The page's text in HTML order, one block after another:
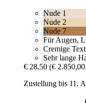
Nude 1
Nude 2
Nude 7
Für Augen,
Cremige
Sehr lange
€ 28,50 (€
Zustellung bis 11.